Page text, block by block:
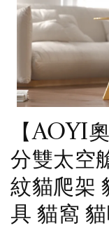
【AOYI
分雙太空
紋貓爬架
具 貓窩